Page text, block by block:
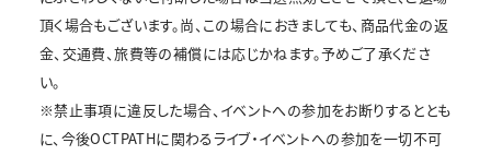
頂く場合もございます。尚、この場合におきましても、商品代金の返
金、交通費、旅費等の補償には応じかねます。予めご了承くださ
い。
※禁止事項に違反した場合、イベントへの参加をお断りするととも
に、今後OCTPATHに関わるライブ・イベントへの参加を一切不可